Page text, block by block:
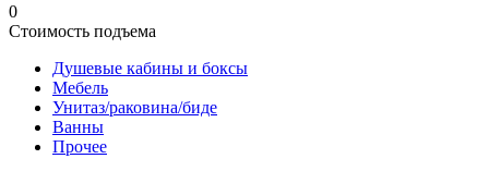
0
Стоимость подъема
Душевые кабины и боксы
Мебель
Унитаз/раковина/биде
Ванны
Прочее